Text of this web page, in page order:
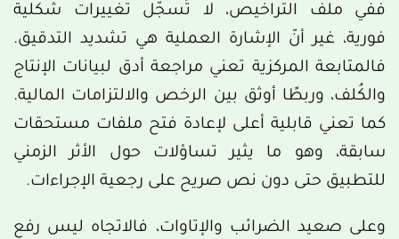
ففي ملف التراخيص، لا تُسجّل تغييرات شكلية
فورية، غير أنّ الإشارة العملية هي تشديد التدقيق.
فالمتابعة المركزية تعني مراجعة أدق لبيانات الإنتاج
والكُلف، وربطًا أوثق بين الرخص والالتزامات المالية.
كما تعني قابلية أعلى لإعادة فتح ملفات مستحقات
سابقة، وهو ما يثير تساؤلات حول الأثر الزمني
للتطبيق حتى دون نص صريح على رجعية الإجراءات.
وعلى صعيد الضرائب والإتاوات، فالاتجاه ليس رفع